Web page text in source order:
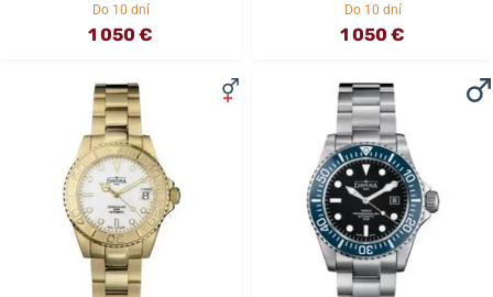
Do 10 dní
1 050 €
Do 10 dní
1 050 €